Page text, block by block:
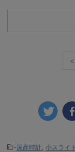
<
-国産時計 小スライ